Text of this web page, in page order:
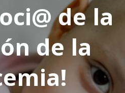
de la
de la